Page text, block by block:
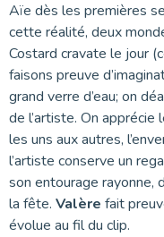
Aïe dès les premières
cette réalité, deux
Costard cravate le jour
faisons preuve
grand verre d’eau; on
de l’artiste. On
les uns aux autres,
l’artiste conserve un
son entourage rayonne,
la fête. Valère fait
évolue au fil du clip.